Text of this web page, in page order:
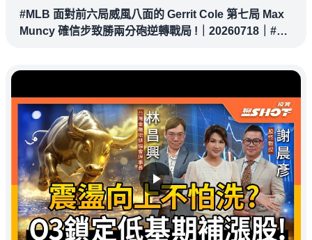
#MLB 面對前六局威風八面的 Gerrit Cole 第七局 Max
Muncy 確信步致勝兩分砲逆轉戰局 !｜20260718｜#洛